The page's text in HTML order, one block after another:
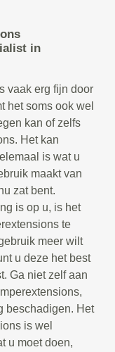
in
vaak erg fijn door
het soms ook wel
kan of zelfs
Het kan
is wat u
maakt van
zat bent.
is op u, is het
te
meer wilt
u deze het best
Ga niet zelf aan
beschadigen. Het
is wel
u moet doen,